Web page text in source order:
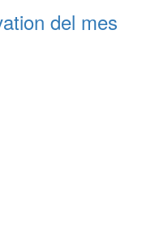
del mes